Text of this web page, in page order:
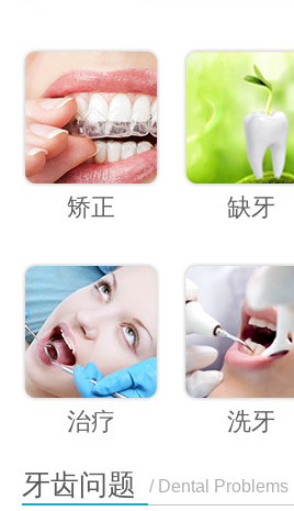
矫正 缺牙
治疗 洗牙
牙齿问题 / Dental Problems